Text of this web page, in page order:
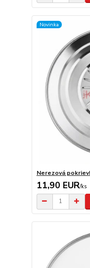
Novinka
Nerezová
11,90 EUR/ks